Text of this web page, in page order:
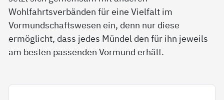
Wohlfahrtsverbänden für eine Vielfalt im
Vormundschaftswesen ein, denn nur diese
ermöglicht, dass jedes Mündel den für ihn jeweils
am besten passenden Vormund erhält.